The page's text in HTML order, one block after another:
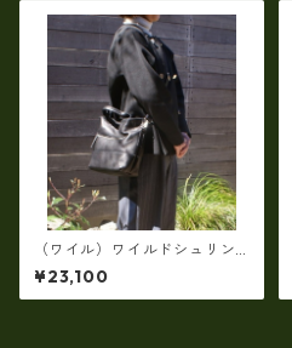
（ワイル）ワイルドシュリン
クレザー2WAYショルダーバッ
グ（日本製）RM-210451
¥23,100